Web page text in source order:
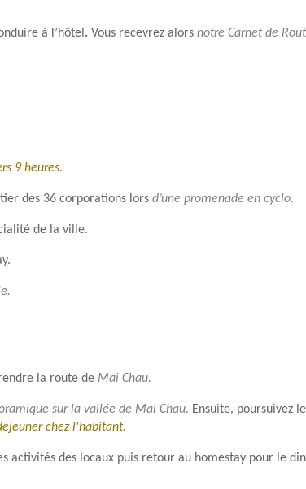
à l’hôtel . Vous recevrez alors notre Carnet de
9 heures.
des 36 corporations lors d’une promenade en cyclo.
de la ville.
la route de Mai Chau.
sur la vallée de Mai Chau. Ensuite, poursuivez
chez l'habitant.
activités des locaux puis retour au homestay pour le